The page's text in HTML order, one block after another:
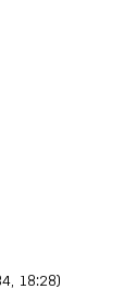
18:28)